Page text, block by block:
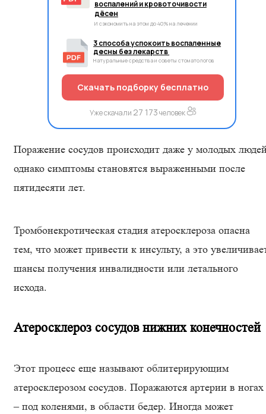
воспалений и кровоточивости
дёсен
И сэкономить на этом до 40% на лечении
3 способа успокоить воспаленные
десны без лекарств
Натуральные средства и советы стоматологов
Скачать подборку бесплатно
Уже скачали 27 173человек
Поражение сосудов происходит даже у молодых
однако симптомы становятся выраженными после
пятидесяти лет.
Тромбонекротическая стадия атеросклероза опасна
тем, что может привести к инсульту, а это
шансы получения инвалидности или летального
исхода.
Атеросклероз сосудов нижних конечностей
Этот процесс еще называют облитерирующим
атеросклерозом сосудов. Поражаются артерии в ногах
– под коленями, в области бедер. Иногда может